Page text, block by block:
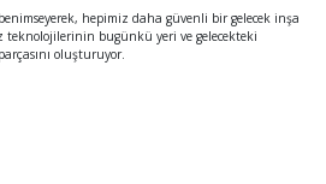
hepimiz daha güvenli bir gelecek inşa
teknolojilerinin bugünkü yeri ve gelecekteki
oluşturuyor.